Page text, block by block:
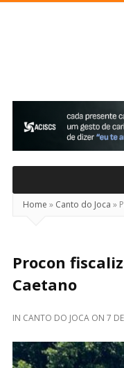
Home » Canto do Joca »
Procon
Caetano
IN CANTO DO JOCA ON 7